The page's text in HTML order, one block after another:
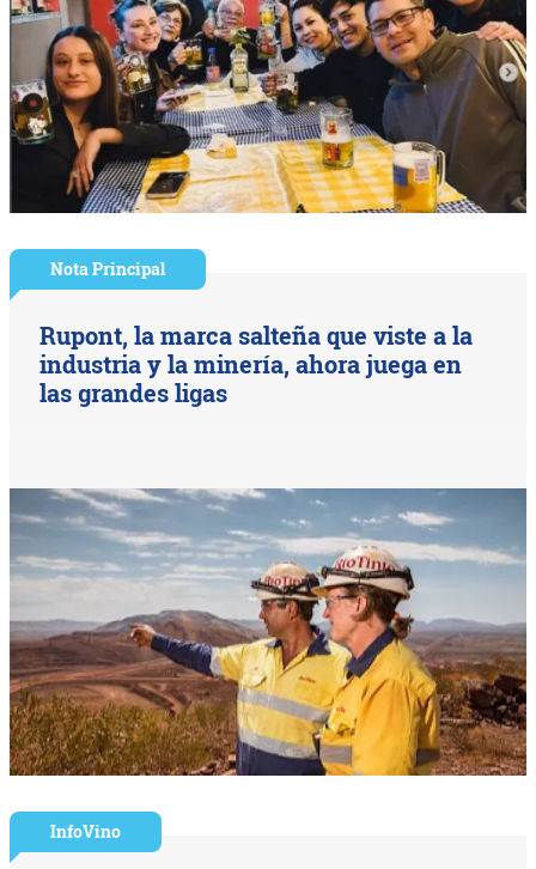
Nota Principal
Rupont, la marca salteña que viste a la
industria y la minería, ahora juega en
las grandes ligas
InfoVino